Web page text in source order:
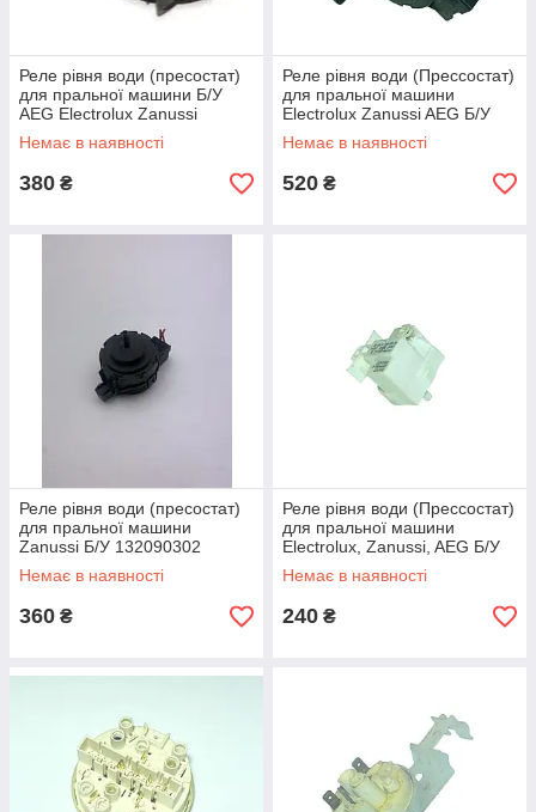
Реле рівня води (пресостат)
для пральної машини Б/У
AEG Electrolux Zanussi
124535521
Немає в наявності
380 ₴
Реле рівня води (Прессостат)
для пральної машини
Electrolux Zanussi AEG Б/У
124708703 764003
Немає в наявності
520 ₴
Реле рівня води (пресостат)
для пральної машини
Zanussi Б/У 132090302
Немає в наявності
360 ₴
Реле рівня води (Прессостат)
для пральної машини
Electrolux, Zanussi, AEG Б/У
132819502
Немає в наявності
240 ₴